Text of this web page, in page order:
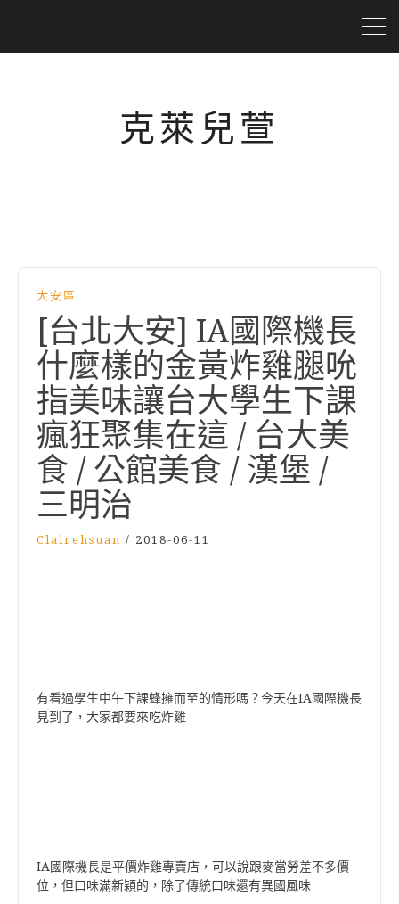
克萊兒萱
大安區
[台北大安] IA國際機長
什麼樣的金黃炸雞腿吮
指美味讓台大學生下課
瘋狂聚集在這 / 台大美
食 / 公館美食 / 漢堡 /
三明治
Clairehsuan / 2018-06-11
有看過學生中午下課蜂擁而至的情形嗎？今天在IA國際機長
見到了，大家都要來吃炸雞
IA國際機長是平價炸雞專賣店，可以說跟麥當勞差不多價
位，但口味滿新穎的，除了傳統口味還有異國風味